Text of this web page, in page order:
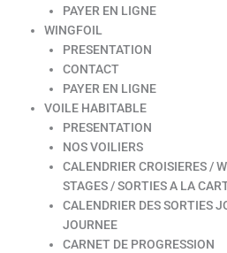
PAYER EN LIGNE
WINGFOIL
PRESENTATION
CONTACT
PAYER EN LIGNE
VOILE HABITABLE
PRESENTATION
NOS VOILIERS
CALENDRIER CROISIERES /
STAGES / SORTIES A LA
CALENDRIER DES SORTIES
JOURNEE
CARNET DE PROGRESSION